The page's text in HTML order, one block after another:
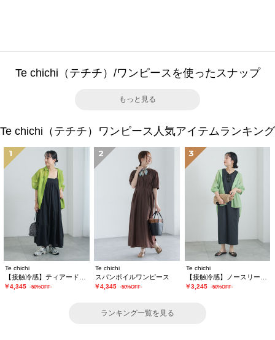
Te chichi（テチチ）/ワンピースを使ったスナップ
もっと見る
Te chichi（テチチ）ワンピース人気アイテムランキング
1
Te chichi
￥4,345 -50%OFF-
2
Te chichi
スパンボイルワンピース
￥4,345 -50%OFF-
3
Te chichi
￥3,245 -50%OFF-
ランキング一覧を見る